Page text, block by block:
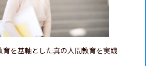
を基軸とした真の人間教育を実践